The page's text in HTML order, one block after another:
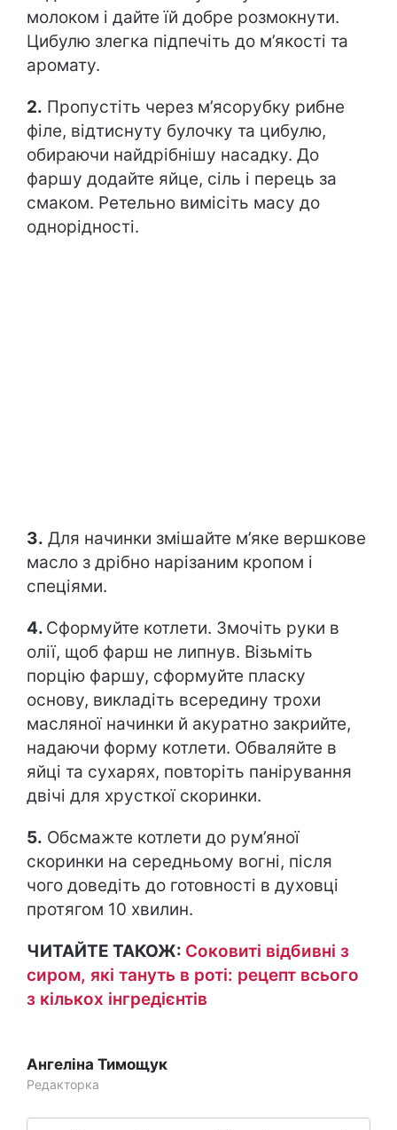
молоком і дайте їй добре розмокнути.
Цибулю злегка підпечіть до м’якості та
аромату.
2. Пропустіть через м’ясорубку рибне
філе, відтиснуту булочку та цибулю,
обираючи найдрібнішу насадку. До
фаршу додайте яйце, сіль і перець за
смаком. Ретельно вимісіть масу до
однорідності.
3. Для начинки змішайте м’яке вершкове
масло з дрібно нарізаним кропом і
спеціями.
4. Сформуйте котлети. Змочіть руки в
олії, щоб фарш не липнув. Візьміть
порцію фаршу, сформуйте пласку
основу, викладіть всередину трохи
масляної начинки й акуратно закрийте,
надаючи форму котлети. Обваляйте в
яйці та сухарях, повторіть панірування
двічі для хрусткої скоринки.
5. Обсмажте котлети до рум’яної
скоринки на середньому вогні, після
чого доведіть до готовності в духовці
протягом 10 хвилин.
ЧИТАЙТЕ ТАКОЖ: Соковиті відбивні з
сиром, які тануть в роті: рецепт всього
з кількох інгредієнтів
Ангеліна Тимощук
Редакторка